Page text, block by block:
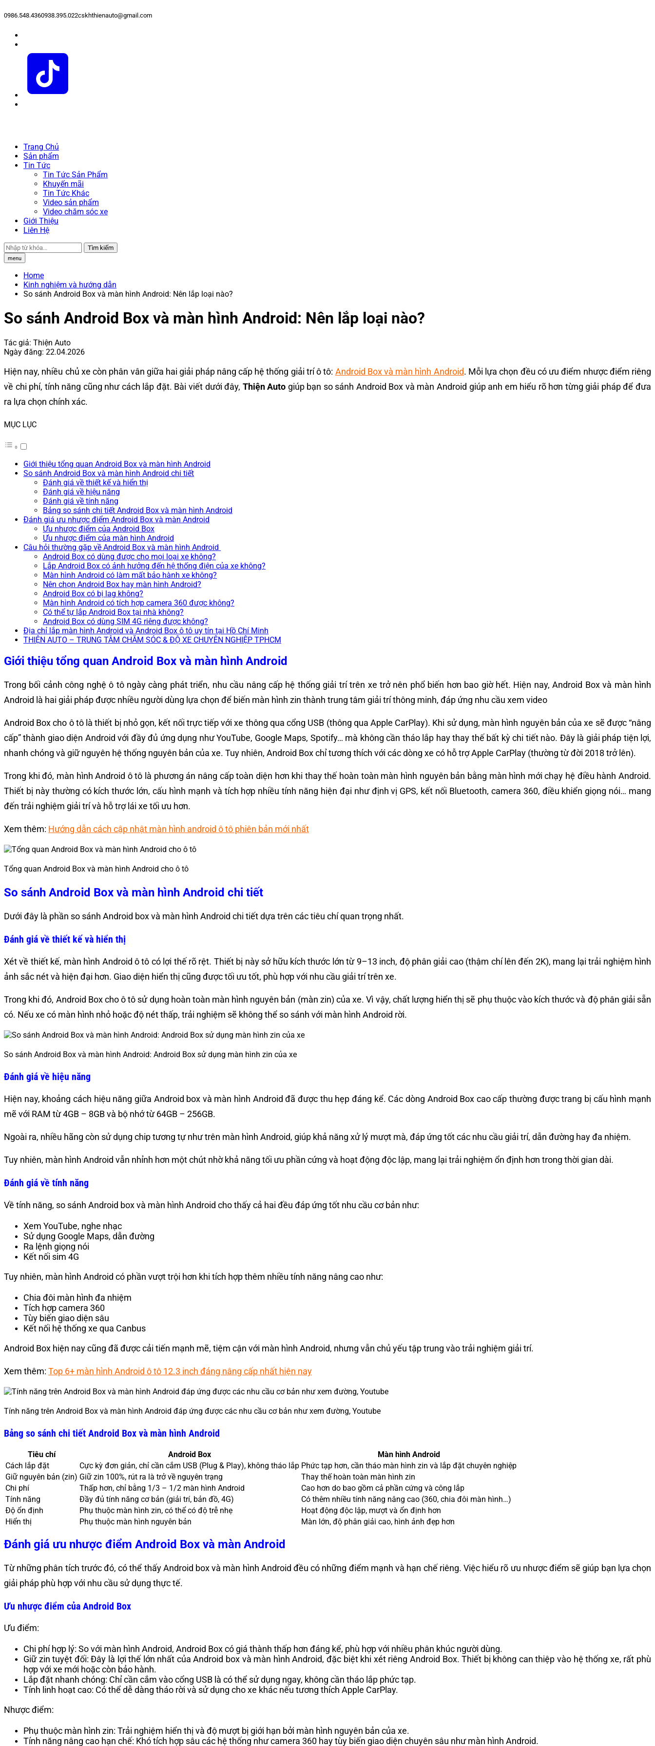
0986.548.4360938.395.022cskhthienauto@gmail.com
Trang Chủ
Sản phẩm
Tin Tức
Tin Tức Sản Phẩm
Khuyến mãi
Tin Tức Khác
Video sản phẩm
Video chăm sóc xe
Giới Thiệu
Liên Hệ
Tìm kiếm
menu
Home
Kinh nghiệm và hướng dẫn
So sánh Android Box và màn hình Android: Nên lắp loại nào?
So sánh Android Box và màn hình Android: Nên lắp loại nào?
Tác giả: Thiện Auto
Ngày đăng: 22.04.2026
Hiện nay, nhiều chủ xe còn phân vân giữa hai giải pháp nâng cấp hệ thống giải trí ô tô: Android Box và màn hình Android. Mỗi lựa chọn đều có ưu điểm nhược điểm riêng
về chi phí, tính năng cũng như cách lắp đặt. Bài viết dưới đây, Thiện Auto giúp bạn so sánh Android Box và màn Android giúp anh em hiểu rõ hơn từng giải pháp để đưa
ra lựa chọn chính xác.
MỤC LỤC
Giới thiệu tổng quan Android Box và màn hình Android
So sánh Android Box và màn hình Android chi tiết
Đánh giá về thiết kế và hiển thị
Đánh giá về hiệu năng
Đánh giá về tính năng
Bảng so sánh chi tiết Android Box và màn hình Android
Đánh giá ưu nhược điểm Android Box và màn Android
Ưu nhược điểm của Android Box
Ưu nhược điểm của màn hình Android
Câu hỏi thường gặp về Android Box và màn hình Android
Android Box có dùng được cho mọi loại xe không?
Lắp Android Box có ảnh hưởng đến hệ thống điện của xe không?
Màn hình Android có làm mất bảo hành xe không?
Nên chọn Android Box hay màn hình Android?
Android Box có bị lag không?
Màn hình Android có tích hợp camera 360 được không?
Có thể tự lắp Android Box tại nhà không?
Android Box có dùng SIM 4G riêng được không?
Địa chỉ lắp màn hình Android và Android Box ô tô uy tín tại Hồ Chí Minh
THIỆN AUTO – TRUNG TÂM CHĂM SÓC & ĐỘ XE CHUYÊN NGHIỆP TPHCM
Giới thiệu tổng quan Android Box và màn hình Android
Trong bối cảnh công nghệ ô tô ngày càng phát triển, nhu cầu nâng cấp hệ thống giải trí trên xe trở nên phổ biến hơn bao giờ hết. Hiện nay, Android Box và màn hình
Android là hai giải pháp được nhiều người dùng lựa chọn để biến màn hình zin thành trung tâm giải trí thông minh, đáp ứng nhu cầu xem video
Android Box cho ô tô là thiết bị nhỏ gọn, kết nối trực tiếp với xe thông qua cổng USB (thông qua Apple CarPlay). Khi sử dụng, màn hình nguyên bản của xe sẽ được “nâng
cấp” thành giao diện Android với đầy đủ ứng dụng như YouTube, Google Maps, Spotify… mà không cần tháo lắp hay thay thế bất kỳ chi tiết nào. Đây là giải pháp tiện lợi,
nhanh chóng và giữ nguyên hệ thống nguyên bản của xe. Tuy nhiên, Android Box chỉ tương thích với các dòng xe có hỗ trợ Apple CarPlay (thường từ đời 2018 trở lên).
Trong khi đó, màn hình Android ô tô là phương án nâng cấp toàn diện hơn khi thay thế hoàn toàn màn hình nguyên bản bằng màn hình mới chạy hệ điều hành Android.
Thiết bị này thường có kích thước lớn, cấu hình mạnh và tích hợp nhiều tính năng hiện đại như định vị GPS, kết nối Bluetooth, camera 360, điều khiển giọng nói… mang
đến trải nghiệm giải trí và hỗ trợ lái xe tối ưu hơn.
Xem thêm: Hướng dẫn cách cập nhật màn hình android ô tô phiên bản mới nhất
Tổng quan Android Box và màn hình Android cho ô tô
So sánh Android Box và màn hình Android chi tiết
Dưới đây là phần so sánh Android box và màn hình Android chi tiết dựa trên các tiêu chí quan trọng nhất.
Đánh giá về thiết kế và hiển thị
Xét về thiết kế, màn hình Android ô tô có lợi thế rõ rệt. Thiết bị này sở hữu kích thước lớn từ 9–13 inch, độ phân giải cao (thậm chí lên đến 2K), mang lại trải nghiệm hình
ảnh sắc nét và hiện đại hơn. Giao diện hiển thị cũng được tối ưu tốt, phù hợp với nhu cầu giải trí trên xe.
Trong khi đó, Android Box cho ô tô sử dụng hoàn toàn màn hình nguyên bản (màn zin) của xe. Vì vậy, chất lượng hiển thị sẽ phụ thuộc vào kích thước và độ phân giải sẵn
có. Nếu xe có màn hình nhỏ hoặc độ nét thấp, trải nghiệm sẽ không thể so sánh với màn hình Android rời.
So sánh Android Box và màn hình Android: Android Box sử dụng màn hình zin của xe
Đánh giá về hiệu năng
Hiện nay, khoảng cách hiệu năng giữa Android box và màn hình Android đã được thu hẹp đáng kể. Các dòng Android Box cao cấp thường được trang bị cấu hình mạnh
mẽ với RAM từ 4GB – 8GB và bộ nhớ từ 64GB – 256GB.
Ngoài ra, nhiều hãng còn sử dụng chip tương tự như trên màn hình Android, giúp khả năng xử lý mượt mà, đáp ứng tốt các nhu cầu giải trí, dẫn đường hay đa nhiệm.
Tuy nhiên, màn hình Android vẫn nhỉnh hơn một chút nhờ khả năng tối ưu phần cứng và hoạt động độc lập, mang lại trải nghiệm ổn định hơn trong thời gian dài.
Đánh giá về tính năng
Về tính năng, so sánh Android box và màn hình Android cho thấy cả hai đều đáp ứng tốt nhu cầu cơ bản như:
Xem YouTube, nghe nhạc
Sử dụng Google Maps, dẫn đường
Ra lệnh giọng nói
Kết nối sim 4G
Tuy nhiên, màn hình Android có phần vượt trội hơn khi tích hợp thêm nhiều tính năng nâng cao như:
Chia đôi màn hình đa nhiệm
Tích hợp camera 360
Tùy biến giao diện sâu
Kết nối hệ thống xe qua Canbus
Android Box hiện nay cũng đã được cải tiến mạnh mẽ, tiệm cận với màn hình Android, nhưng vẫn chủ yếu tập trung vào trải nghiệm giải trí.
Xem thêm: Top 6+ màn hình Android ô tô 12.3 inch đáng nâng cấp nhất hiện nay
Tính năng trên Android Box và màn hình Android đáp ứng được các nhu cầu cơ bản như xem đường, Youtube
Bảng so sánh chi tiết Android Box và màn hình Android
Tiêu chí Android Box
Màn hình Android
Cách lắp đặt
Cực kỳ đơn giản, chỉ cần cắm USB (Plug & Play), không tháo lắp Phức tạp hơn, cần tháo màn hình zin và lắp đặt chuyên nghiệp
Giữ nguyên bản (zin) Giữ zin 100%, rút ra là trở về nguyên trạng
Thay thế hoàn toàn màn hình zin
Chi phí
Thấp hơn, chỉ bằng 1/3 – 1/2 màn hình Android
Cao hơn do bao gồm cả phần cứng và công lắp
Tính năng
Đầy đủ tính năng cơ bản (giải trí, bản đồ, 4G)
Có thêm nhiều tính năng nâng cao (360, chia đôi màn hình…)
Độ ổn định
Phụ thuộc màn hình zin, có thể có độ trễ nhẹ
Hoạt động độc lập, mượt và ổn định hơn
Hiển thị
Phụ thuộc màn hình nguyên bản Màn lớn, độ phân giải cao, hình ảnh đẹp hơn
Đánh giá ưu nhược điểm Android Box và màn Android
Từ những phân tích trước đó, có thể thấy Android box và màn hình Android đều có những điểm mạnh và hạn chế riêng. Việc hiểu rõ ưu nhược điểm sẽ giúp bạn lựa chọn
giải pháp phù hợp với nhu cầu sử dụng thực tế.
Ưu nhược điểm của Android Box
Ưu điểm:
Chi phí hợp lý: So với màn hình Android, Android Box có giá thành thấp hơn đáng kể, phù hợp với nhiều phân khúc người dùng.
Giữ zin tuyệt đối: Đây là lợi thế lớn nhất của Android box và màn hình Android, đặc biệt khi xét riêng Android Box. Thiết bị không can thiệp vào hệ thống xe, rất phù
hợp với xe mới hoặc còn bảo hành.
Lắp đặt nhanh chóng: Chỉ cần cắm vào cổng USB là có thể sử dụng ngay, không cần tháo lắp phức tạp.
Tính linh hoạt cao: Có thể dễ dàng tháo rời và sử dụng cho xe khác nếu tương thích Apple CarPlay.
Nhược điểm:
Phụ thuộc màn hình zin: Trải nghiệm hiển thị và độ mượt bị giới hạn bởi màn hình nguyên bản của xe.
Tính năng nâng cao hạn chế: Khó tích hợp sâu các hệ thống như camera 360 hay tùy biến giao diện chuyên sâu như màn hình Android.